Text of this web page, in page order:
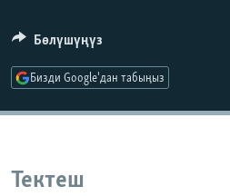
Бөлүшүңүз
Бизди Google'дан табыңыз
Тектеш